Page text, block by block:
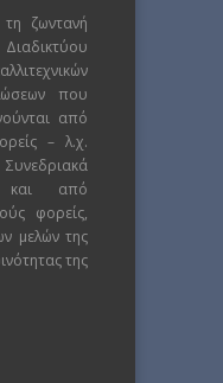
ζωντανή
που
από
– λ.χ.
από
φορείς,
μελών της
της